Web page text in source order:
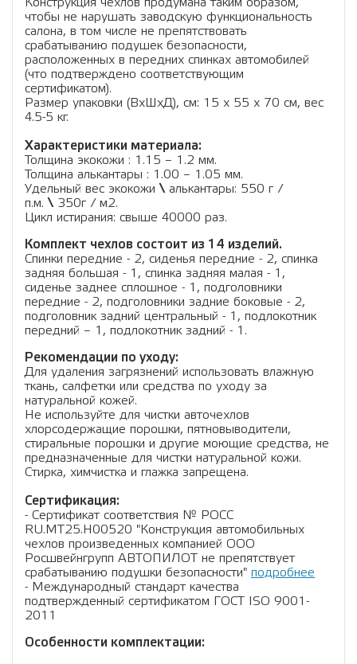
Конструкция чехлов продумана таким образом,
чтобы не нарушать заводскую функциональность
салона, в том числе не препятствовать
срабатыванию подушек безопасности,
расположенных в передних спинках автомобилей
(что подтверждено соответствующим
сертификатом).
Размер упаковки (ВхШхД), см: 15 x 55 x 70 см, вес
4.5-5 кг.
Характеристики материала:
Толщина экокожи : 1.15 – 1.2 мм.
Толщина алькантары : 1.00 – 1.05 мм.
Удельный вес экокожи \ алькантары: 550 г /
п.м. \ 350г / м2.
Цикл истирания: свыше 40000 раз.
Комплект чехлов состоит из 14 изделий.
Спинки передние - 2, сиденья передние - 2, спинка
задняя большая - 1, спинка задняя малая - 1,
сиденье заднее сплошное - 1, подголовники
передние - 2, подголовники задние боковые - 2,
подголовник задний центральный - 1, подлокотник
передний – 1, подлокотник задний - 1.
Рекомендации по уходу:
Для удаления загрязнений использовать влажную
ткань, салфетки или средства по уходу за
натуральной кожей.
Не используйте для чистки авточехлов
хлорсодержащие порошки, пятновыводители,
стиральные порошки и другие моющие средства, не
предназначенные для чистки натуральной кожи.
Стирка, химчистка и глажка запрещена.
Сертификация:
- Сертификат соответствия № РОСС
RU.МТ25.Н00520 "Конструкция автомобильных
чехлов произведенных компанией ООО
Росшвейнгрупп АВТОПИЛОТ не препятствует
срабатыванию подушки безопасности" подробнее
- Международный стандарт качества
подтвержденный сертификатом ГОСТ ISO 9001-
2011
Особенности комплектации: